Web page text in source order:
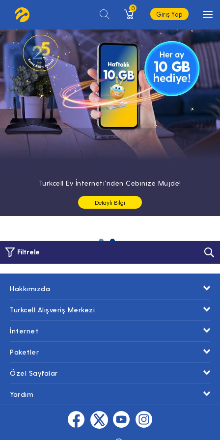
0
Giriş Yap
Turkcell Ev İnterneti'nden Cebinize Müjde!
Detaylı Bilgi
Filtrele
Hakkımızda
Turkcell Alışveriş Merkezi
İnternet
Paketler
Özel Sayfalar
Yardım